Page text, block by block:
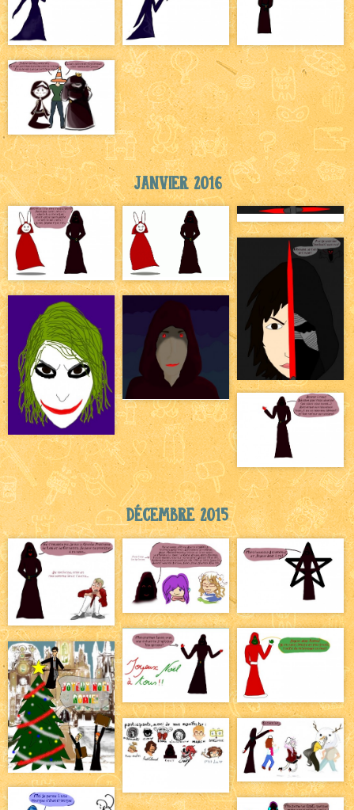
Janvier 2016
Décembre 2015